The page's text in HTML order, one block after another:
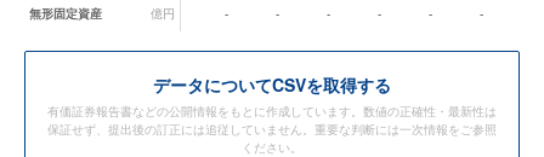
無形固定資産 億円 - - - - - -
データについてCSVを取得する
有価証券報告書などの公開情報をもとに作成しています。数値の正確性・最新性は
保証せず、提出後の訂正には追従していません。重要な判断には一次情報をご参照
ください。